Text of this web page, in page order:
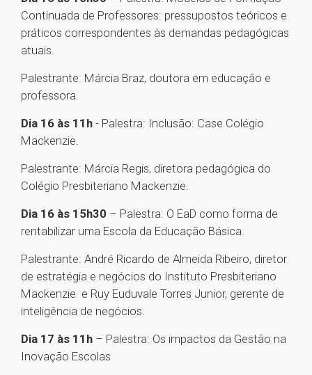
Continuada de Professores: pressupostos teóricos e
práticos correspondentes às demandas pedagógicas
atuais.
Palestrante: Márcia Braz, doutora em educação e
professora.
Dia 16 às 11h - Palestra: Inclusão: Case Colégio
Mackenzie.
Palestrante: Márcia Regis, diretora pedagógica do
Colégio Presbiteriano Mackenzie.
Dia 16 às 15h30 – Palestra: O EaD como forma de
rentabilizar uma Escola da Educação Básica.
Palestrante: André Ricardo de Almeida Ribeiro, diretor
de estratégia e negócios do Instituto Presbiteriano
Mackenzie e Ruy Euduvale Torres Junior, gerente de
inteligência de negócios.
Dia 17 às 11h – Palestra: Os impactos da Gestão na
Inovação Escolas